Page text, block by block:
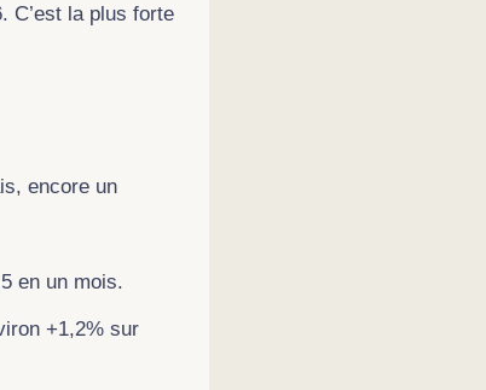
C’est la plus forte
encore un
en un mois.
+1,2% sur